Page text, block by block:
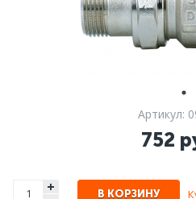
Артикул:
752
+ В КОРЗИНУ